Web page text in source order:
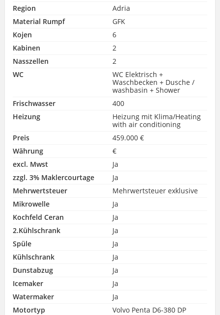
Region
Adria
Material Rumpf
GFK
Kojen
6
Kabinen
2
Nasszellen
2
WC
WC Elektrisch +
Waschbecken + Dusche /
washbasin + Shower
Frischwasser
400
Heizung
Heizung mit Klima/Heating
with air conditioning
Preis
459.000 €
Währung
€
excl. Mwst
Ja
zzgl. 3% Maklercourtage
Ja
Mehrwertsteuer
Mehrwertsteuer exklusive
Mikrowelle
Ja
Kochfeld Ceran
Ja
2.Kühlschrank
Ja
Spüle
Ja
Kühlschrank
Ja
Dunstabzug
Ja
Icemaker
Ja
Watermaker
Ja
Motortyp
Volvo Penta D6-380 DP